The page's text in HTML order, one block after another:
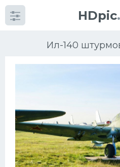
HDpic
Ил-140
Категории
Разное